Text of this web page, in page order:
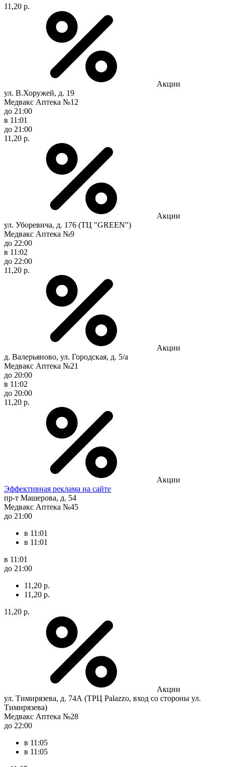
11,20 р.
Акции
ул. В.Хоружей, д. 19
Медвакс Аптека №12
до 21:00
в 11:01
до 21:00
11,20 р.
Акции
ул. Уборевича, д. 176 (ТЦ "GREEN")
Медвакс Аптека №9
до 22:00
в 11:02
до 22:00
11,20 р.
Акции
д. Валерьяново, ул. Городская, д. 5/а
Медвакс Аптека №21
до 20:00
в 11:02
до 20:00
11,20 р.
Акции
Эффективная реклама на сайте
пр-т Машерова, д. 54
Медвакс Аптека №45
до 21:00
в 11:01
в 11:01
в 11:01
до 21:00
11,20 р.
11,20 р.
11,20 р.
Акции
ул. Тимирязева, д. 74А (ТРЦ Palazzo, вход со стороны ул.
Тимирязева)
Медвакс Аптека №28
до 22:00
в 11:05
в 11:05